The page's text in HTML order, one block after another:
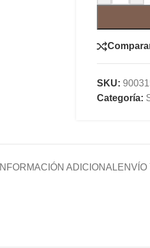
SKU:
Categoría:
INFORMACIÓN ADICIONALENVÍO